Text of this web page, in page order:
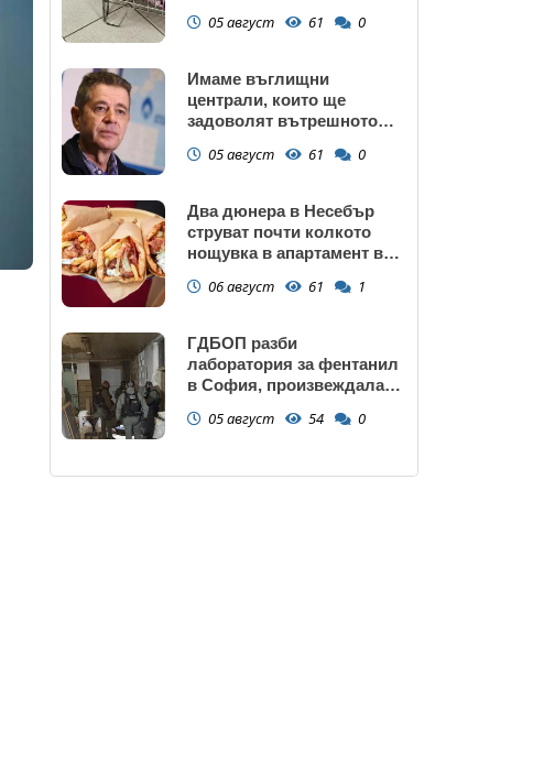
05 август 61 0
Имаме въглищни
централи, които ще
задоволят вътрешното
05 август 61 0
Два дюнера в Несебър
струват почти колкото
нощувка в апартамент в
06 август 61 1
ГДБОП разби
лаборатория за фентанил
в София, произвеждала
(снимки)
05 август 54 0